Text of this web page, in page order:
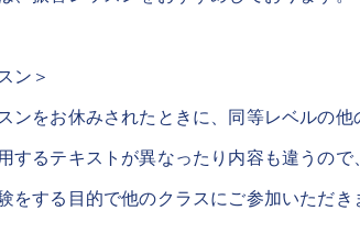
ン＞
ンをお休みされたときに、同等レベルの
するテキストが異なったり内容も違うので
をする目的で他のクラスにご参加いただき